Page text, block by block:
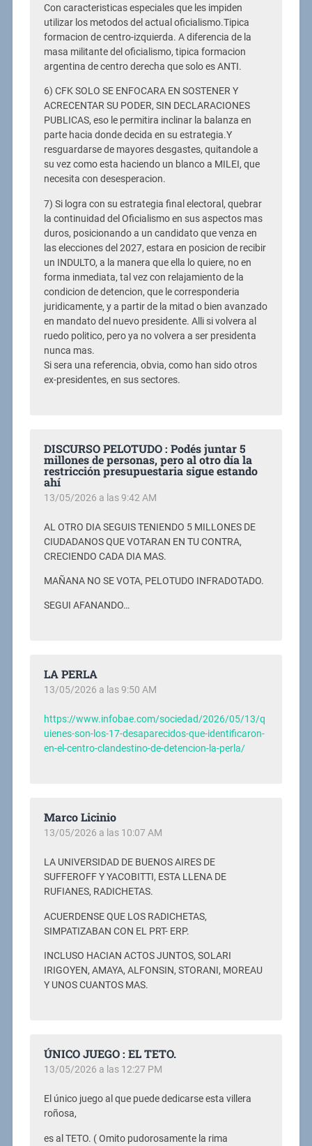
Con caracteristicas especiales que les impiden
utilizar los metodos del actual oficialismo.Tipica
formacion de centro-izquierda. A diferencia de la
masa militante del oficialismo, tipica formacion
argentina de centro derecha que solo es ANTI.
6) CFK SOLO SE ENFOCARA EN SOSTENER Y
ACRECENTAR SU PODER, SIN DECLARACIONES
PUBLICAS, eso le permitira inclinar la balanza en
parte hacia donde decida en su estrategia.Y
resguardarse de mayores desgastes, quitandole a
su vez como esta haciendo un blanco a MILEI, que
necesita con desesperacion.
7) Si logra con su estrategia final electoral, quebrar
la continuidad del Oficialismo en sus aspectos mas
duros, posicionando a un candidato que venza en
las elecciones del 2027, estara en posicion de recibir
un INDULTO, a la manera que ella lo quiere, no en
forma inmediata, tal vez con relajamiento de la
condicion de detencion, que le corresponderia
juridicamente, y a partir de la mitad o bien avanzado
en mandato del nuevo presidente. Alli si volvera al
ruedo politico, pero ya no volvera a ser presidenta
nunca mas.
Si sera una referencia, obvia, como han sido otros
ex-presidentes, en sus sectores.
DISCURSO PELOTUDO : Podés juntar 5
millones de personas, pero al otro día la
restricción presupuestaria sigue estando
ahí
13/05/2026 a las 9:42 AM
AL OTRO DIA SEGUIS TENIENDO 5 MILLONES DE
CIUDADANOS QUE VOTARAN EN TU CONTRA,
CRECIENDO CADA DIA MAS.
MAÑANA NO SE VOTA, PELOTUDO INFRADOTADO.
SEGUI AFANANDO…
LA PERLA
13/05/2026 a las 9:50 AM
https://www.infobae.com/sociedad/2026/05/13/q
uienes-son-los-17-desaparecidos-que-identificaron-
en-el-centro-clandestino-de-detencion-la-perla/
Marco Licinio
13/05/2026 a las 10:07 AM
LA UNIVERSIDAD DE BUENOS AIRES DE
SUFFEROFF Y YACOBITTI, ESTA LLENA DE
RUFIANES, RADICHETAS.
ACUERDENSE QUE LOS RADICHETAS,
SIMPATIZABAN CON EL PRT- ERP.
INCLUSO HACIAN ACTOS JUNTOS, SOLARI
IRIGOYEN, AMAYA, ALFONSIN, STORANI, MOREAU
Y UNOS CUANTOS MAS.
ÚNICO JUEGO : EL TETO.
13/05/2026 a las 12:27 PM
El único juego al que puede dedicarse esta villera
roñosa,
es al TETO. ( Omito pudorosamente la rima